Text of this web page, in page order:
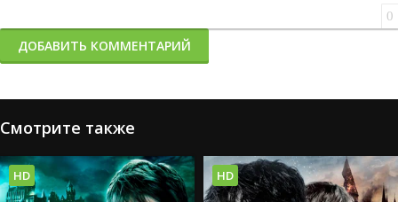
0
ДОБАВИТЬ КОММЕНТАРИЙ
Смотрите также
HD HD